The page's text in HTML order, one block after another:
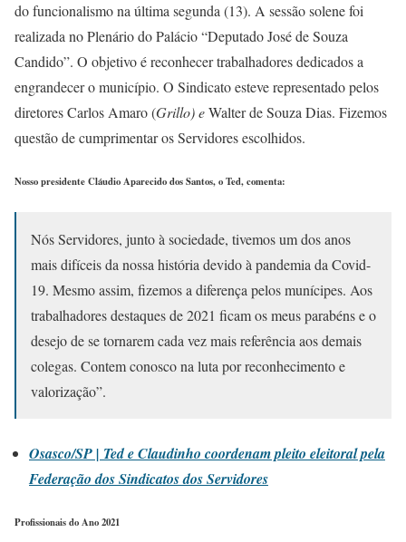
do funcionalismo na última segunda (13). A sessão solene foi
realizada no Plenário do Palácio “Deputado José de Souza
Candido”. O objetivo é reconhecer trabalhadores dedicados a
engrandecer o município. O Sindicato esteve representado pelos
diretores Carlos Amaro (Grillo) eWalter de Souza Dias. Fizemos
questão de cumprimentar os Servidores escolhidos.
Nosso presidente Cláudio Aparecido dos Santos, o Ted, comenta:
Nós Servidores, junto à sociedade, tivemos um dos anos
mais difíceis da nossa história devido à pandemia da Covid-
19. Mesmo assim, fizemos a diferença pelos munícipes. Aos
trabalhadores destaques de 2021 ficam os meus parabéns e o
desejo de se tornarem cada vez mais referência aos demais
colegas. Contem conosco na luta por reconhecimento e
valorização”.
Osasco/SP | Ted e Claudinho coordenam pleito eleitoral pela
Federação dos Sindicatos dos Servidores
Profissionais do Ano 2021